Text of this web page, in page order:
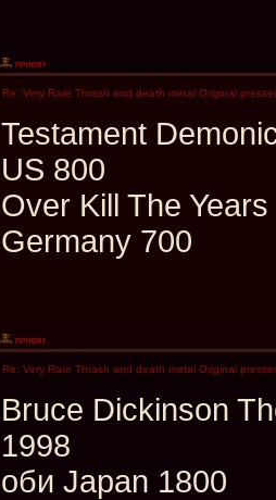
Re: Very Rare Thrash and death metal Original
Testament
US 800
Over Kill The
Germany 700
Re: Very Rare Thrash and death metal Original
Bruce Dickinson
1998
оби Japan 1800